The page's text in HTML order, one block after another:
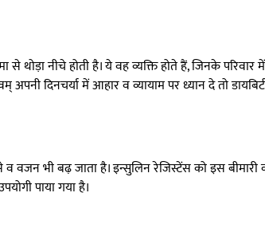
थोड़ा नीचे होती है। ये वह व्यक्ति होते हैं, जिनके
दिनचर्या में आहार व व्यायाम पर ध्यान दे तो
भी बढ़ जाता है। इन्सुलिन रेजिस्टेंस को इस
पाया गया है।